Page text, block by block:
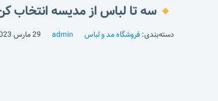
سه تا لباس از مدیسه انتخاب
دسته‌بندی: فروشگاه مد و لباس admin 29 مارس 2023